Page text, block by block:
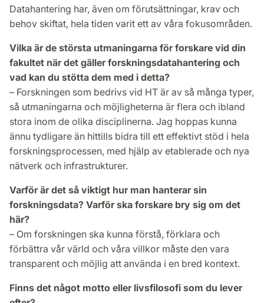
Datahantering har, även om förutsättningar, krav och
behov skiftat, hela tiden varit ett av våra fokusområden.
Vilka är de största utmaningarna för forskare vid din
fakultet när det gäller forskningsdatahantering och
vad kan du stötta dem med i detta?
– Forskningen som bedrivs vid HT är av så många typer,
så utmaningarna och möjligheterna är flera och ibland
stora inom de olika disciplinerna. Jag hoppas kunna
ännu tydligare än hittills bidra till ett effektivt stöd i hela
forskningsprocessen, med hjälp av etablerade och nya
nätverk och infrastrukturer.
Varför är det så viktigt hur man hanterar sin
forskningsdata? Varför ska forskare bry sig om det
här?
– Om forskningen ska kunna förstå, förklara och
förbättra vår värld och våra villkor måste den vara
transparent och möjlig att använda i en bred kontext.
Finns det något motto eller livsfilosofi som du lever